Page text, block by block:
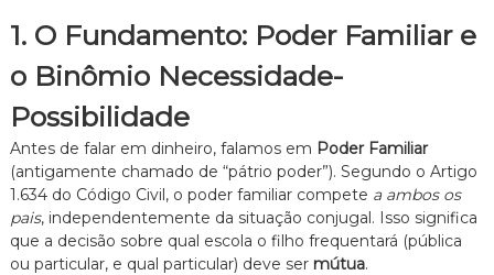
l
a
r
p
r
s
o
n
a
1. O Fundamento: Poder Familiar e
o Binômio Necessidade-
Possibilidade
Antes de falar em dinheiro, falamos em Poder Familiar
(antigamente chamado de “pátrio poder”). Segundo o Artigo
1.634 do Código Civil, o poder familiar compete a ambos os
pais, independentemente da situação conjugal. Isso significa
que a decisão sobre qual escola o filho frequentará (pública
ou particular, e qual particular) deve ser mútua.